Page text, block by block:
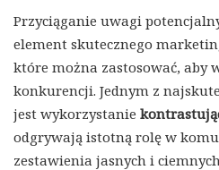
Przyciąganie uwagi
element skutecznego
które można zastosować, aby
konkurencji. Jednym z
jest wykorzystanie
odgrywają istotną rolę w
zestawienia jasnych i